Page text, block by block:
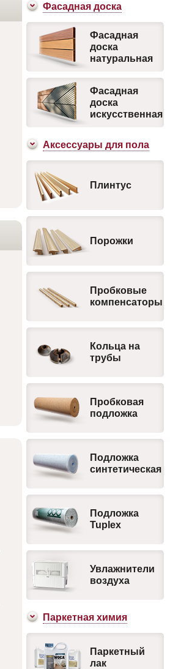
Фасадная доска
Фасадная
доска
натуральная
Фасадная
доска
искусственная
Аксесcуары для пола
Плинтус
Порожки
Пробковые
компенсаторы
Кольца на
трубы
Пробковая
подложка
Подложка
синтетическая
Подложка
Tuplex
Увлажнители
воздуха
Паркетная химия
Паркетный
лак